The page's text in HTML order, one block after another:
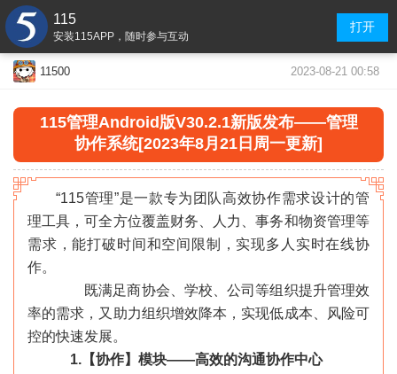
115
安装115APP，随时参与互动
打开
11500 2023-08-21 00:58
115管理Android版V30.2.1新版发布——管理
协作系统[2023年8月21日周一更新]
“115管理”是一款专为团队高效协作需求设计的管
理工具，可全方位覆盖财务、人力、事务和物资管理等
需求，能打破时间和空间限制，实现多人实时在线协
作。
既满足商协会、学校、公司等组织提升管理效
率的需求，又助力组织增效降本，实现低成本、风险可
控的快速发展。
1.【协作】模块——高效的沟通协作中心